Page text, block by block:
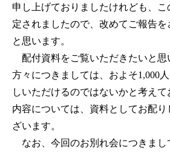
申し上げておりましたけれども、
定されましたので、改めてご報告
と思います。
配付資料をご覧いただきたいと思
方々につきましては、およそ1,000
しいただけるのではないかと考え
内容については、資料としてお配
ざいます。
なお、今回のお別れ会につきまし